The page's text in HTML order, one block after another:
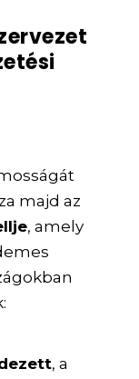
majd az
, amely
, a